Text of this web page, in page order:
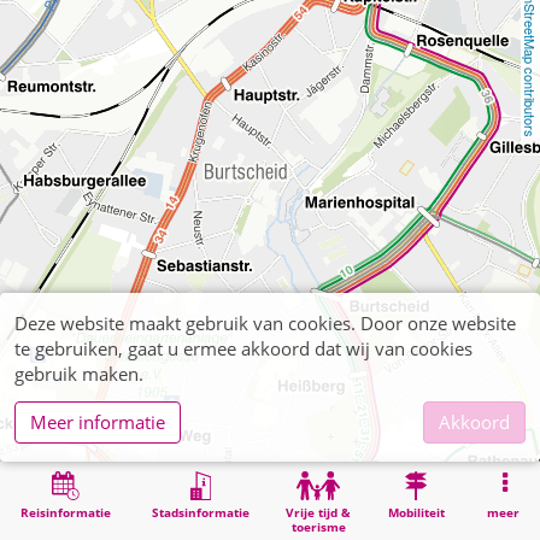
OpenStreetMap contributors
Reisinformatie Stadsinformatie
Vrije tijd &
toerisme
Mobiliteit meer
Deze website maakt gebruik van cookies. Door onze website
te gebruiken, gaat u ermee akkoord dat wij van cookies
gebruik maken.
Meer informatie
Akkoord